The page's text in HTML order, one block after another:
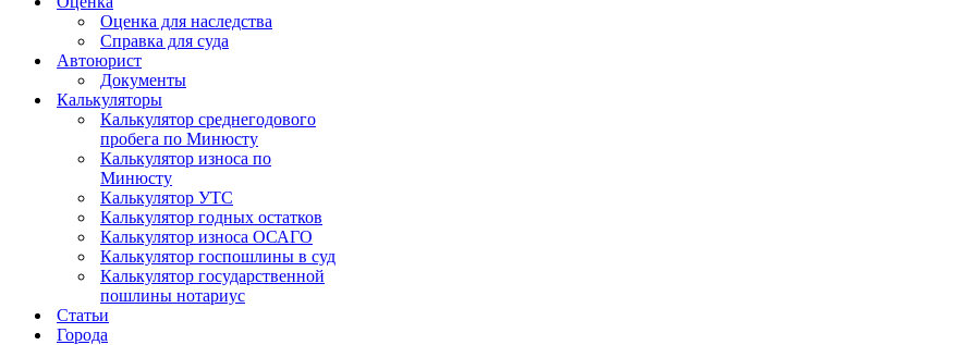
Оценка для наследства
Справка для суда
Автоюрист
Документы
Калькуляторы
Калькулятор среднегодового
пробега по Минюсту
Калькулятор износа по
Минюсту
Калькулятор УТС
Калькулятор годных остатков
Калькулятор износа ОСАГО
Калькулятор госпошлины в суд
Калькулятор государственной
пошлины нотариус
Статьи
Города